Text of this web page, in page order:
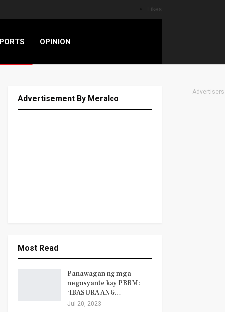
Likes
OPINION
Advertisers
Advertisement By Meralco
Most Read
Panawagan ng mga
negosyante kay PBBM:
‘IBASURA ANG…
Jul 20, 2023